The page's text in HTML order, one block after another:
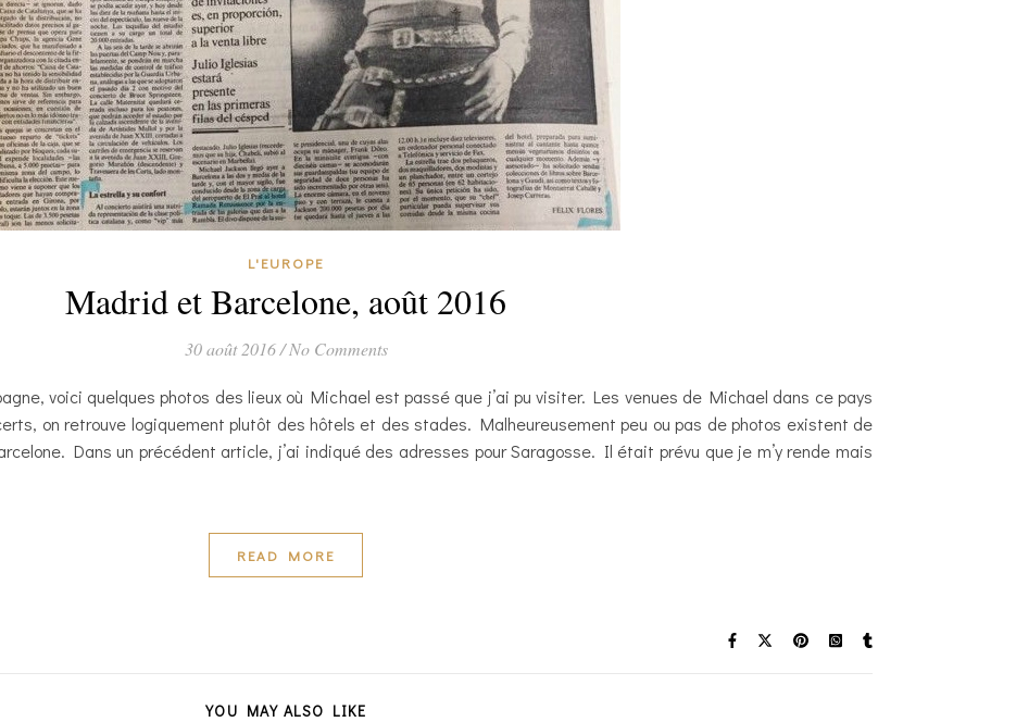
L'EUROPE
Madrid et Barcelone, août 2016
30 août 2016 / No Comments
voici quelques photos des lieux où Michael est passé que j’ai pu visiter. Les venues de Michael dans ce pays
on retrouve logiquement plutôt des hôtels et des stades. Malheureusement peu ou pas de photos existent de
Dans un précédent article, j’ai indiqué des adresses pour Saragosse. Il était prévu que je m’y rende mais
READ MORE
YOU MAY ALSO LIKE